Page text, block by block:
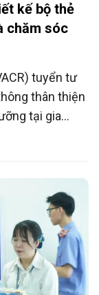
kế bộ thẻ
chăm sóc
tuyển tư
thân thiện
tại gia
động truyền